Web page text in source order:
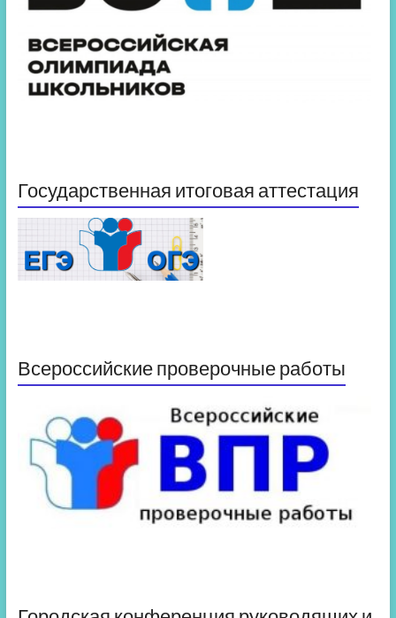
Государственная итоговая аттестация
Всероссийские проверочные работы